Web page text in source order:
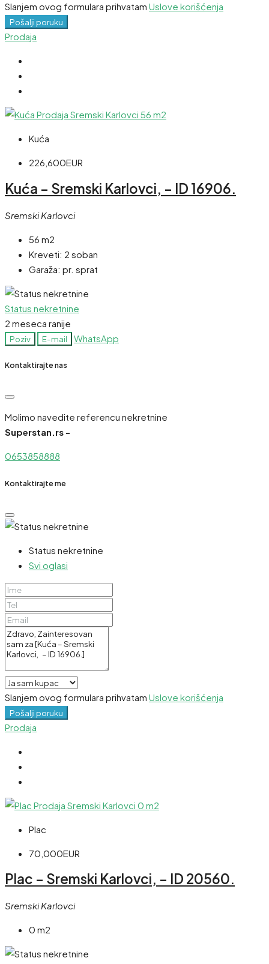
Slanjem ovog formulara prihvatam Uslove korišćenja
Pošalji poruku
Prodaja
Kuća
226,600EUR
Kuća – Sremski Karlovci, – ID 16906.
Sremski Karlovci
56 m2
Kreveti: 2 soban
Garaža: pr. sprat
Status nekretnine
2 meseca ranije
Poziv E-mail WhatsApp
Kontaktirajte nas
Molimo navedite referencu nekretnine
Superstan.rs -
0653858888
Kontaktirajte me
Status nekretnine
Svi oglasi
Slanjem ovog formulara prihvatam Uslove korišćenja
Pošalji poruku
Prodaja
Plac
70,000EUR
Plac – Sremski Karlovci, – ID 20560.
Sremski Karlovci
0 m2